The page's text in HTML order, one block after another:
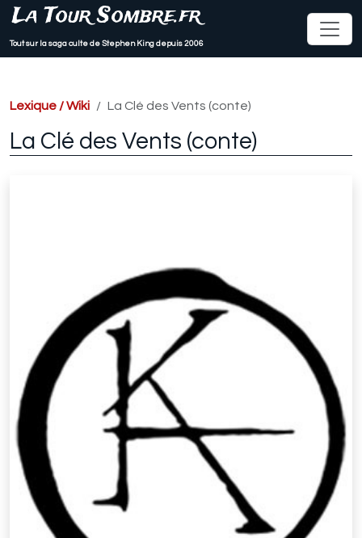
La Tour Sombre.fr
Tout sur la saga culte de Stephen King depuis 2006
Lexique / Wiki La Clé des Vents (conte)
La Clé des Vents (conte)